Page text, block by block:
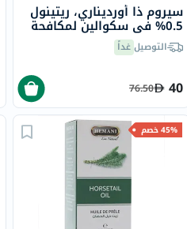
سيروم ذا أورديناري، ريتينول
0.5% في سكوالين لمكافحة
ملالتوصيلغداً
40
76.50
45% خصم